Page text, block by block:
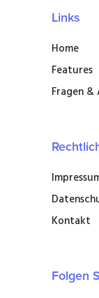
Links
Home
Features
Fragen
Kontakt
Folgen